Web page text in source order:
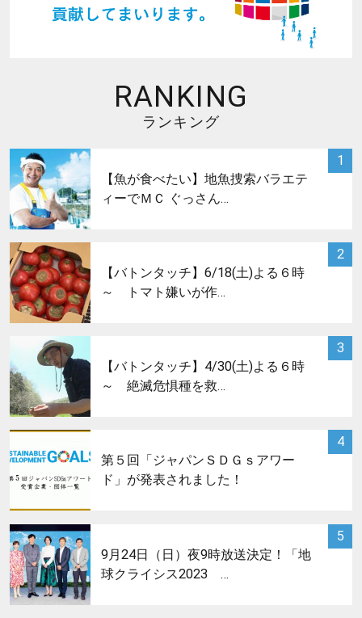
RANKING
ランキング
1
サムネイル
【魚が食べたい】地魚捜索バラエテ
ィーでＭＣ ぐっさん…
2
【バトンタッチ】6/18(土)よる６時
～ トマト嫌いが作…
3
【バトンタッチ】4/30(土)よる６時
～ 絶滅危惧種を救…
4
サムネイル
第５回「ジャパンＳＤＧｓアワー
ド」が発表されました！
5
サムネイル
9月24日（日）夜9時放送決定！「地
球クライシス2023 …